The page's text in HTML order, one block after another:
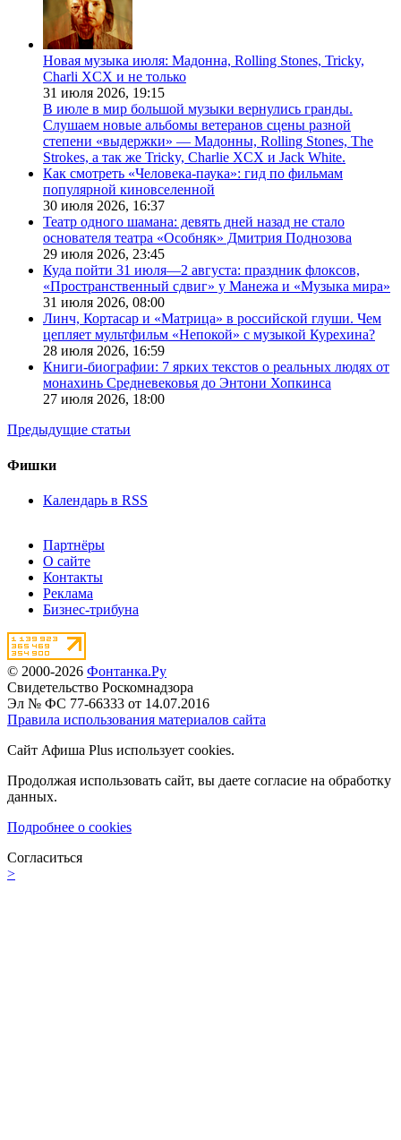
Новая музыка июля: Мадонна, Rolling Stones, Tricky,
Charli XCX и не только
31 июля 2026, 19:15
В июле в мир большой музыки вернулись гранды.
Слушаем новые альбомы ветеранов сцены разной
степени «выдержки» — Мадонны, Rolling Stones, The
Strokes, а так же Tricky, Charlie XCX и Jack White.
Как смотреть «Человека-паука»: гид по фильмам
популярной киновселенной
30 июля 2026, 16:37
Театр одного шамана: девять дней назад не стало
основателя театра «Особняк» Дмитрия Поднозова
29 июля 2026, 23:45
Куда пойти 31 июля—2 августа: праздник флоксов,
«Пространственный сдвиг» у Манежа и «Музыка мира»
31 июля 2026, 08:00
Линч, Кортасар и «Матрица» в российской глуши. Чем
цепляет мультфильм «Непокой» с музыкой Курехина?
28 июля 2026, 16:59
Книги-биографии: 7 ярких текстов о реальных людях от
монахинь Средневековья до Энтони Хопкинса
27 июля 2026, 18:00
Предыдущие статьи
Фишки
Календарь в RSS
Партнёры
О сайте
Контакты
Реклама
Бизнес-трибуна
© 2000-2026 Фонтанка.Ру
Свидетельство Роскомнадзора
Эл № ФС 77-66333 от 14.07.2016
Правила использования материалов сайта
Сайт Афиша Plus использует cookies.
Продолжая использовать сайт, вы даете согласие на обработку
данных.
Подробнее о cookies
Согласиться
>